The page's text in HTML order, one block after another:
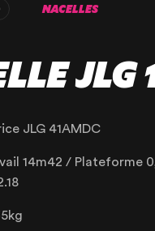
NACELLES
JLG
JLG 41AMDC
14m42 / Plateforme